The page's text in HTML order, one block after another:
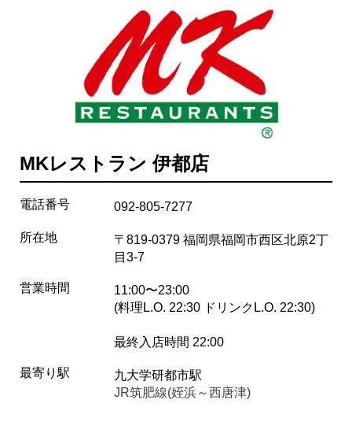
MKレストラン 伊都店
電話番号 092-805-7277
所在地
〒819-0379 福岡県福岡市西区北原2丁
目3-7
営業時間
11:00〜23:00
(料理L.O. 22:30 ドリンクL.O. 22:30)
最終入店時間 22:00
最寄り駅
九大学研都市駅
JR筑肥線(姪浜～西唐津)